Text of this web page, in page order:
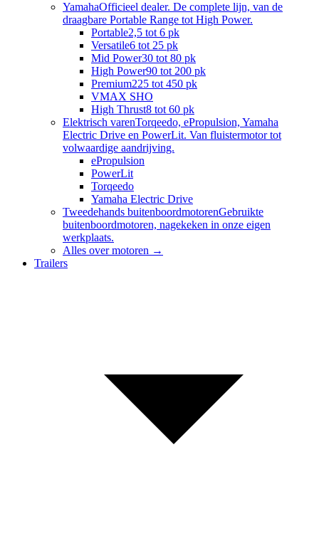
YamahaOfficieel dealer. De complete lijn, van de
draagbare Portable Range tot High Power.
Portable2,5 tot 6 pk
Versatile6 tot 25 pk
Mid Power30 tot 80 pk
High Power90 tot 200 pk
Premium225 tot 450 pk
VMAX SHO
High Thrust8 tot 60 pk
Elektrisch varenTorqeedo, ePropulsion, Yamaha
Electric Drive en PowerLit. Van fluistermotor tot
volwaardige aandrijving.
ePropulsion
PowerLit
Torqeedo
Yamaha Electric Drive
Tweedehands buitenboordmotorenGebruikte
buitenboordmotoren, nagekeken in onze eigen
werkplaats.
Alles overmotoren →
Trailers